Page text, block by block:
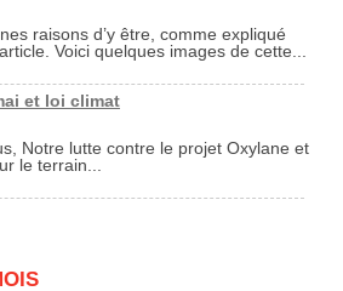
raisons d’y être, comme expliqué
Voici quelques images de cette...
et loi climat
Notre lutte contre le projet Oxylane et
le terrain...